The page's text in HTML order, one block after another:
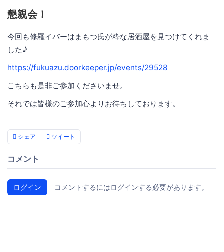
懇親会！
今回も修羅イバーはまもつ氏が粋な居酒屋を見つけてくれま
した♪
https://fukuazu.doorkeeper.jp/events/29528
こちらも是非ご参加くださいませ。
それでは皆様のご参加心よりお待ちしております。
シェア ツイート
コメント
ログイン コメントするにはログインする必要があります。